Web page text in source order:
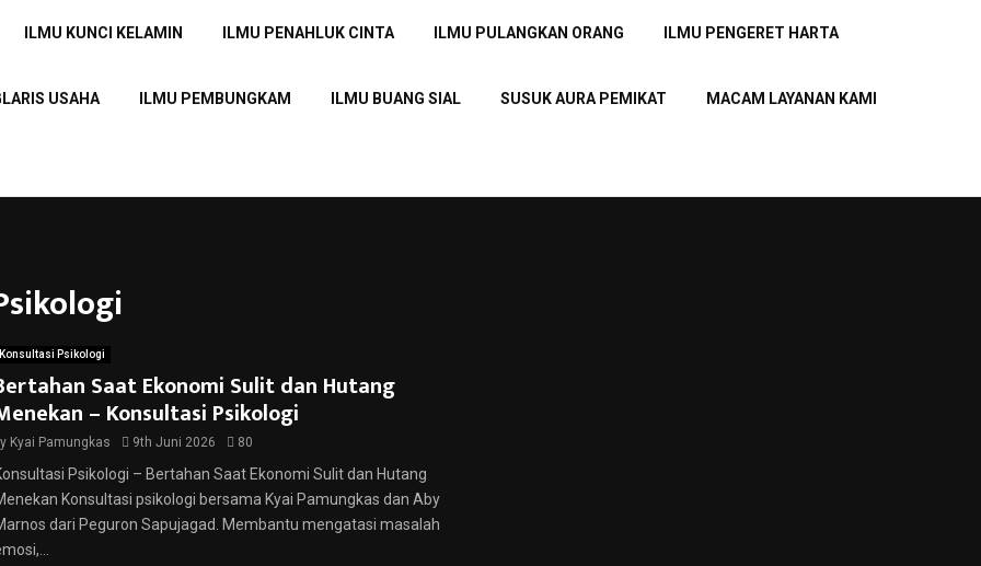
ILMU KUNCI KELAMIN ILMU PENAHLUK CINTA ILMU PULANGKAN ORANG ILMU PENGERET HARTA
USAHA ILMU PEMBUNGKAM ILMU BUANG SIAL SUSUK AURA PEMIKAT MACAM LAYANAN KAMI
Konsultasi Psikologi
Saat Ekonomi Sulit dan Hutang
– Konsultasi Psikologi
Kyai Pamungkas 9th Juni 2026 80
Psikologi – Bertahan Saat Ekonomi Sulit dan Hutang
Konsultasi psikologi bersama Kyai Pamungkas dan Aby
dari Peguron Sapujagad. Membantu mengatasi masalah